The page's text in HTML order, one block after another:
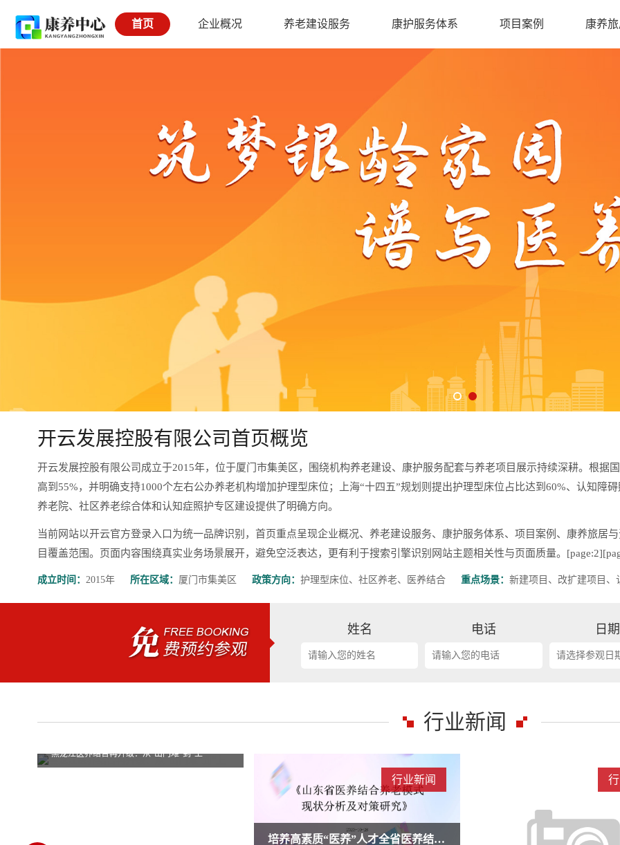
首页 企业概况 养老建设服务 康护服务体系 项目案例 康养
开云发展控股有限公司首页概览
开云发展控股有限公司成立于2015年，位于厦门市集美区，围绕机构养老建设、康护服务配套与养老项目展示持续深耕。根据
高到55%，并明确支持1000个左右公办养老机构增加护理型床位；上海“十四五”规划则提出护理型床位占比达到60%、认知障
养老院、社区养老综合体和认知症照护专区建设提供了明确方向。
当前网站以开云官方登录入口为统一品牌识别，首页重点呈现企业概况、养老建设服务、康护服务体系、项目案例、康养旅居
目覆盖范围。页面内容围绕真实业务场景展开，避免空泛表达，更有利于搜索引擎识别网站主题相关性与页面质量。
成立时间： 2015年 所在区域： 厦门市集美区 政策方向： 护理型床位、社区养老、医养结合 重点场景： 新建项目、改扩建项目、
姓名 电话 日期
行业新闻
行业新闻